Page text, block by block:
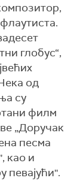
глобус“,
од
су
филм
„Доручак
песма
као и
певајући''.